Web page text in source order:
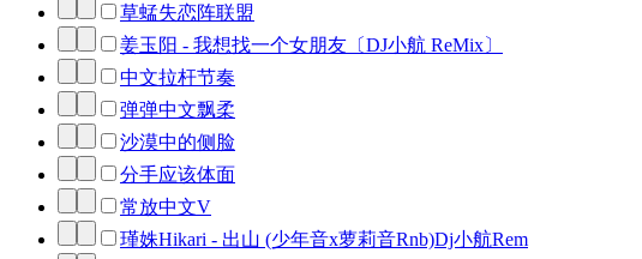
草蜢失恋阵联盟
姜玉阳 - 我想找一个女朋友〔DJ小航 ReMix〕
中文拉杆节奏
弹弹中文飘柔
沙漠中的侧脸
分手应该体面
常放中文V
瑾姝Hikari - 出山 (少年音x萝莉音Rnb)Dj小航Rem